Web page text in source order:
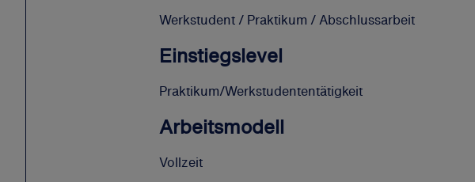
Werkstudent / Praktikum / Abschlussarbeit
Einstiegslevel
Praktikum/Werkstudententätigkeit
Arbeitsmodell
Vollzeit